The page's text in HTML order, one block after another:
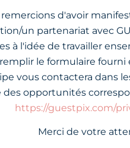
remercions d'avoir
un partenariat avec
à l'idée de travailler
le formulaire fourni
vous contactera dans
des opportunités
https://guestpix.com/
Merci de votre